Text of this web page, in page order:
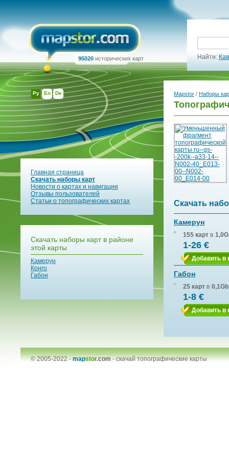
Ру En De
95020 исторических карт Найти:
Главная страница
Скачать наборы карт
Новости о картах и навигации
Отзывы пользователей
Статьи о топографических картах
Скачать наборы карт в районе
этой карты
Камерун
Конго
Габон
Mapstor / Наборы
Скачать
Камерун
155 карт в
1-26 €
Добавить в
Габон
25 карт в 0,1Gb
1-8 €
Добавить в
© 2005-2022 -mapstor.com-скачай топографические карты